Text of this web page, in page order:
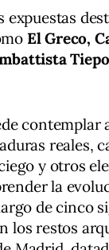
expuestas
El Greco,
contemplar
reales,
y otros
la
de cinco
los restos